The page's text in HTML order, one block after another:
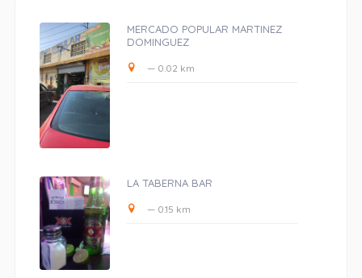
MERCADO POPULAR MARTINEZ
DOMINGUEZ
— 0.02 km
LA TABERNA BAR
— 0.15 km